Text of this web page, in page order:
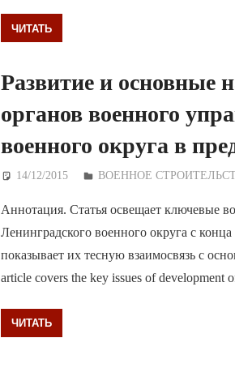
ЧИТАТЬ
Развитие и основные
органов военного
военного округа в
14/12/2015 Дежурный по Редакции
ВОЕННОЕ
Аннотация. Статья освещает ключевые
Ленинградского военного округа с
показывает их тесную взаимосвязь с
article covers the key issues of
ЧИТАТЬ